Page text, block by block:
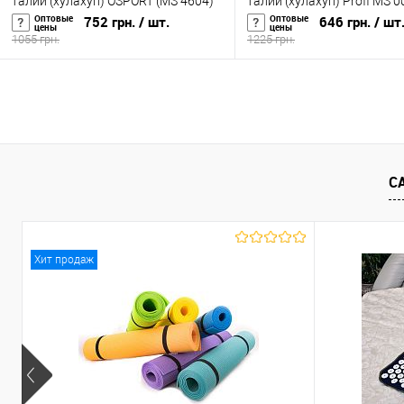
Оптовые
цены 752 грн. / шт.
1055 грн.
Оптовые
цены 646 грн. / шт.
1225 грн.
Хит продаж